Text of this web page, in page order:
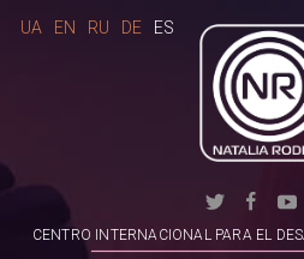
CENTRO INTERNACIONAL PARA EL
UA EN RU DE ES